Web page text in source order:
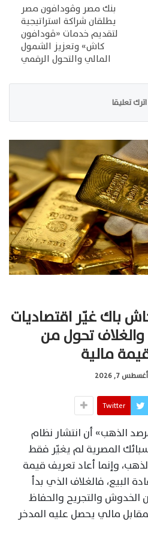
بنك مصر وڤودافون مصر
يطلقان شراكة استراتيجية
لتقديم خدمات «ڤودافون
كاش» وتعزيز الشمول
المالي والتحول الرقمي
اترك تعليقا
باك غيّر اقتصاديات
تحول من
مالية
أغسطس 7, 2026
Twitter
الذهب» أن انتشار نظام
المصرية لم يغيّر فقط
وإنما أعاد تعريف قيمة
البيع، فالغلاف الذي بدأ
الخدوش والتجريح والحفاظ
مالي يحصل عليه المدخر